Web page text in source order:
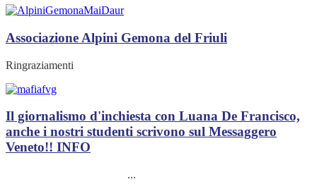
Associazione Alpini Gemona del Friuli
Ringraziamenti
Il giornalismo d'inchiesta con Luana De Francisco,
anche i nostri studenti scrivono sul Messaggero
Veneto!! INFO
...